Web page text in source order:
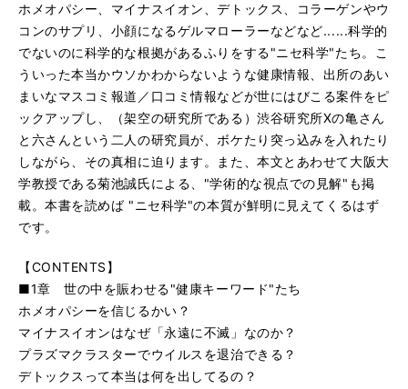
ホメオパシー、マイナスイオン、デトックス、コラーゲンやウ
コンのサプリ、小顔になるゲルマローラーなどなど......科学的
でないのに科学的な根拠があるふりをする"ニセ科学"たち。こ
ういった本当かウソかわからないような健康情報、出所のあい
まいなマスコミ報道／口コミ情報などが世にはびこる案件をピ
ックアップし、（架空の研究所である）渋谷研究所Xの亀さん
と六さんという二人の研究員が、ボケたり突っ込みを入れたり
しながら、その真相に迫ります。また、本文とあわせて大阪大
学教授である菊池誠氏による、"学術的な視点での見解"も掲
載。本書を読めば "ニセ科学"の本質が鮮明に見えてくるはず
です。
【CONTENTS】
■1章 世の中を賑わせる"健康キーワード"たち
ホメオパシーを信じるかい？
マイナスイオンはなぜ「永遠に不滅」なのか？
プラズマクラスターでウイルスを退治できる？
デトックスって本当は何を出してるの？